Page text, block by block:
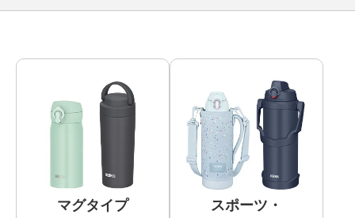
マグタイプ
スポーツ・